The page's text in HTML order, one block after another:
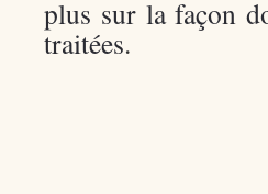
plus sur la façon
traitées.